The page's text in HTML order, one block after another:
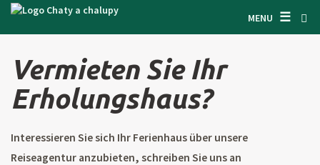
MENU ☰
SUCHEN UNTERKUNFT
BEDINGUNGEN
ÜBER UNS
KONTAKTE
Vermieten Sie Ihr
Erholungshaus?
Interessieren Sie sich Ihr Ferienhaus über unsere
Reiseagentur anzubieten, schreiben Sie uns an